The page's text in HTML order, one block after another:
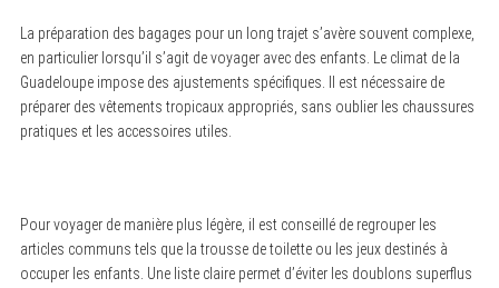
La préparation des bagages pour un long trajet s’avère souvent complexe,
en particulier lorsqu’il s’agit de voyager avec des enfants. Le climat de la
Guadeloupe impose des ajustements spécifiques. Il est nécessaire de
préparer des vêtements tropicaux appropriés, sans oublier les chaussures
pratiques et les accessoires utiles.
Pour voyager de manière plus légère, il est conseillé de regrouper les
articles communs tels que la trousse de toilette ou les jeux destinés à
occuper les enfants. Une liste claire permet d’éviter les doublons superflus